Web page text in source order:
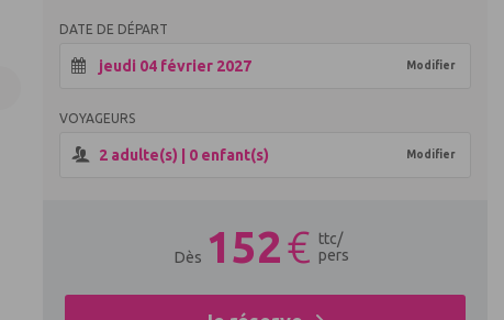
DATE DE DÉPART
jeudi 04 février 2027 Modifier
VOYAGEURS
2 adulte(s) | 0 enfant(s) Modifier
Dès 152€ ttc/
pers